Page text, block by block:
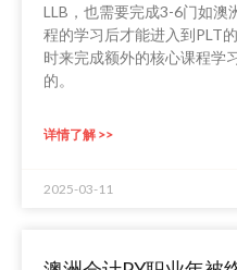
LLB，也需要完成3-6门如澳
程的学习后才能进入到PLT
时来完成额外的核心课程学
的。
详情了解 >>
2025-03-11